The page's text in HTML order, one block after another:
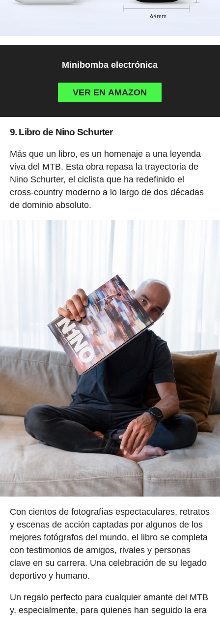
Minibomba electrónica
VER EN AMAZON
9. Libro de Nino Schurter
Más que un libro, es un homenaje a una leyenda
viva del MTB. Esta obra repasa la trayectoria de
Nino Schurter, el ciclista que ha redefinido el
cross-country moderno a lo largo de dos décadas
de dominio absoluto.
Con cientos de fotografías espectaculares, retratos
y escenas de acción captadas por algunos de los
mejores fotógrafos del mundo, el libro se completa
con testimonios de amigos, rivales y personas
clave en su carrera. Una celebración de su legado
deportivo y humano.
Un regalo perfecto para cualquier amante del MTB
y, especialmente, para quienes han seguido la era